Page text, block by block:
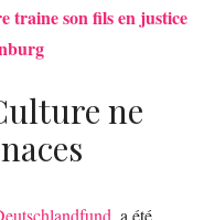
traine son fils en justice
ne
, a été